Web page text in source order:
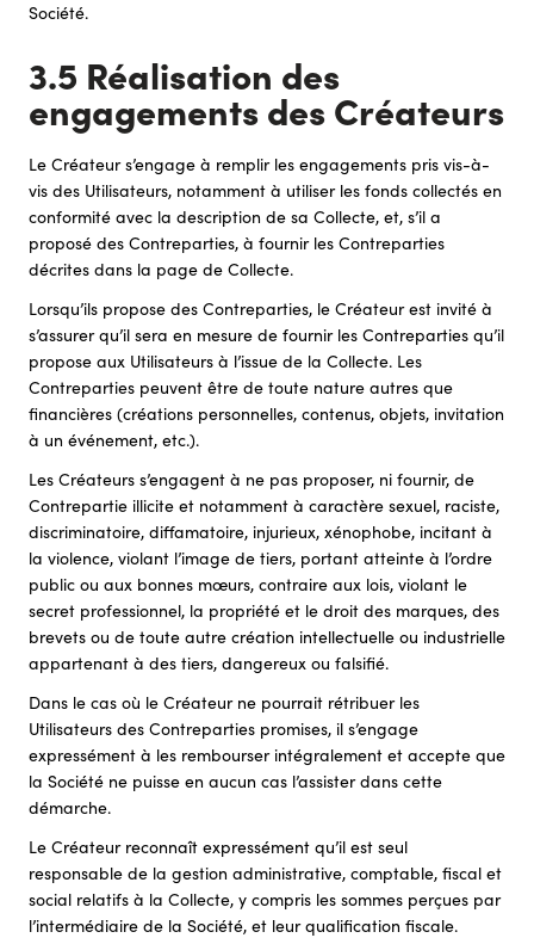
Société.
3.5 Réalisation des
engagements des Créateurs
Le Créateur s’engage à remplir les engagements pris vis-à-
vis des Utilisateurs, notamment à utiliser les fonds collectés en
conformité avec la description de sa Collecte, et, s’il a
proposé des Contreparties, à fournir les Contreparties
décrites dans la page de Collecte.
Lorsqu’ils propose des Contreparties, le Créateur est invité à
s’assurer qu’il sera en mesure de fournir les Contreparties qu’il
propose aux Utilisateurs à l’issue de la Collecte. Les
Contreparties peuvent être de toute nature autres que
financières (créations personnelles, contenus, objets, invitation
à un événement, etc.).
Les Créateurs s’engagent à ne pas proposer, ni fournir, de
Contrepartie illicite et notamment à caractère sexuel, raciste,
discriminatoire, diffamatoire, injurieux, xénophobe, incitant à
la violence, violant l’image de tiers, portant atteinte à l’ordre
public ou aux bonnes mœurs, contraire aux lois, violant le
secret professionnel, la propriété et le droit des marques, des
brevets ou de toute autre création intellectuelle ou industrielle
appartenant à des tiers, dangereux ou falsifié.
Dans le cas où le Créateur ne pourrait rétribuer les
Utilisateurs des Contreparties promises, il s’engage
expressément à les rembourser intégralement et accepte que
la Société ne puisse en aucun cas l’assister dans cette
démarche.
Le Créateur reconnaît expressément qu’il est seul
responsable de la gestion administrative, comptable, fiscal et
social relatifs à la Collecte, y compris les sommes perçues par
l’intermédiaire de la Société, et leur qualification fiscale.